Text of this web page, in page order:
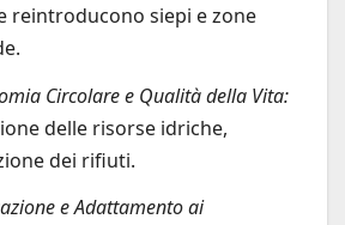
reintroducono siepi e zone
Circolare e Qualità della Vita:
delle risorse idriche,
dei rifiuti.
e Adattamento ai